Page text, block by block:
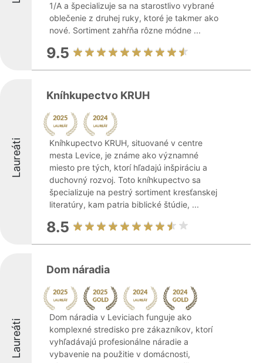
1/A a špecializuje sa na starostlivo vybrané
oblečenie z druhej ruky, ktoré je takmer ako
nové. Sortiment zahŕňa rôzne módne ...
9.5
Laureáti
Kníhkupectvo KRUH
Kníhkupectvo KRUH, situované v centre
mesta Levice, je známe ako významné
miesto pre tých, ktorí hľadajú inšpiráciu a
duchovný rozvoj. Toto kníhkupectvo sa
špecializuje na pestrý sortiment kresťanskej
literatúry, kam patria biblické štúdie, ...
8.5
Laureáti
Dom náradia
Dom náradia v Leviciach funguje ako
komplexné stredisko pre zákazníkov, ktorí
vyhľadávajú profesionálne náradie a
vybavenie na použitie v domácnosti,